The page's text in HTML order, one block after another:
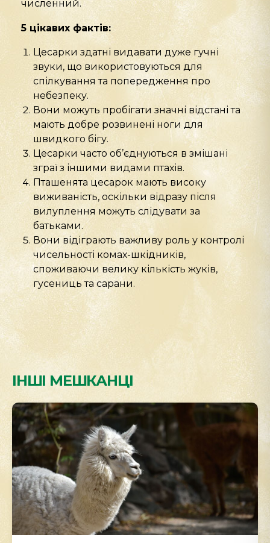
численний.
5 цікавих фактів:
Цесарки здатні видавати дуже гучні
звуки, що використовуються для
спілкування та попередження про
небезпеку.
Вони можуть пробігати значні відстані та
мають добре розвинені ноги для
швидкого бігу.
Цесарки часто об’єднуються в змішані
зграї з іншими видами птахів.
Пташенята цесарок мають високу
виживаність, оскільки відразу після
вилуплення можуть слідувати за
батьками.
Вони відіграють важливу роль у контролі
чисельності комах-шкідників,
споживаючи велику кількість жуків,
гусениць та сарани.
ІНШІ МЕШКАНЦІ